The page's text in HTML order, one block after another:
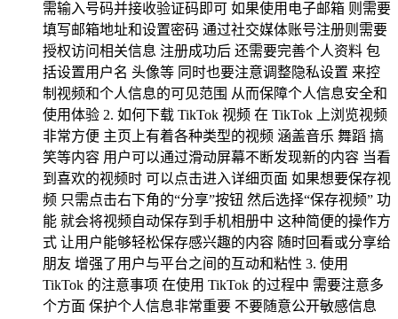
需输入号码并接收验证码即可 如果使用电子邮箱 则需要
填写邮箱地址和设置密码 通过社交媒体账号注册则需要
授权访问相关信息 注册成功后 还需要完善个人资料 包
括设置用户名 头像等 同时也要注意调整隐私设置 来控
制视频和个人信息的可见范围 从而保障个人信息安全和
使用体验 2. 如何下载 TikTok 视频 在 TikTok 上浏览视频
非常方便 主页上有着各种类型的视频 涵盖音乐 舞蹈 搞
笑等内容 用户可以通过滑动屏幕不断发现新的内容 当看
到喜欢的视频时 可以点击进入详细页面 如果想要保存视
频 只需点击右下角的“分享”按钮 然后选择“保存视频” 功
能 就会将视频自动保存到手机相册中 这种简便的操作方
式 让用户能够轻松保存感兴趣的内容 随时回看或分享给
朋友 增强了用户与平台之间的互动和粘性 3. 使用
TikTok 的注意事项 在使用 TikTok 的过程中 需要注意多
个方面 保护个人信息非常重要 不要随意公开敏感信息